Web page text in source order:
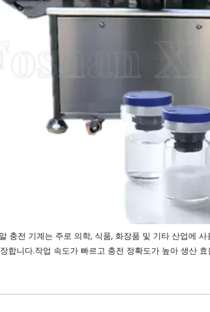
충전 기계는 주로 의학, 식품, 화장품 및 기타 산업에
합니다.작업 속도가 빠르고 충전 정확도가 높아 생산